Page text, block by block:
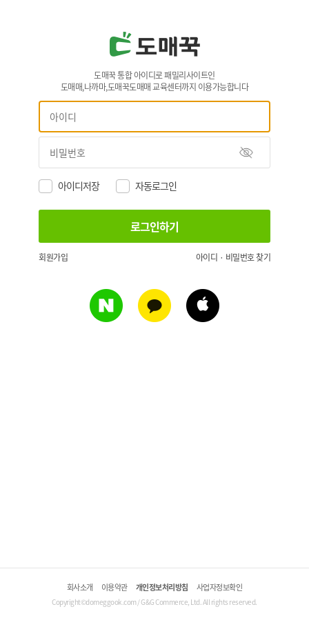
도매꾹 통합 아이디로 패밀리사이트인
도매매,나까마,도매꾹도매매 교육센터까지 이용가능합니다
아이디저장 자동로그인
회원가입 아이디 · 비밀번호 찾기
회사소개 이용약관 개인정보처리방침 사업자정보확인
Copyright©domeggook.com / G&G Commerce, Ltd. All rights reserved.